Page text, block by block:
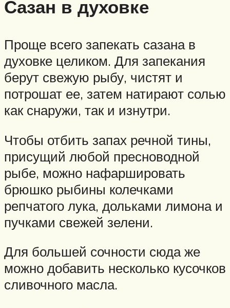
Сазан в духовке
Проще всего запекать сазана в
духовке целиком. Для запекания
берут свежую рыбу, чистят и
потрошат ее, затем натирают солью
как снаружи, так и изнутри.
Чтобы отбить запах речной тины,
присущий любой пресноводной
рыбе, можно нафаршировать
брюшко рыбины колечками
репчатого лука, дольками лимона и
пучками свежей зелени.
Для большей сочности сюда же
можно добавить несколько кусочков
сливочного масла.